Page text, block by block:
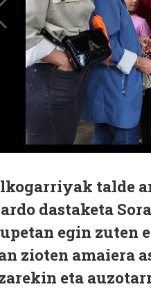
talde
dastaketa
egin zuten
zioten amaiera
eta